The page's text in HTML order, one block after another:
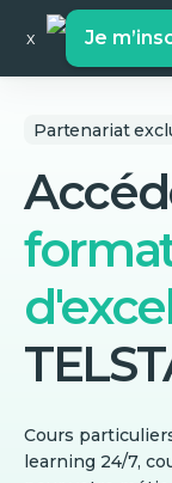
x Je
Partenariat
Cours
learning 24/7,